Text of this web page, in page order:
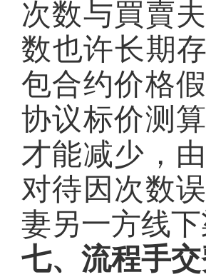
次数与買賣
数也许长期
包合约价格
协议标价测
才能减少，
对待因次数
妻另一方线
七、流程手